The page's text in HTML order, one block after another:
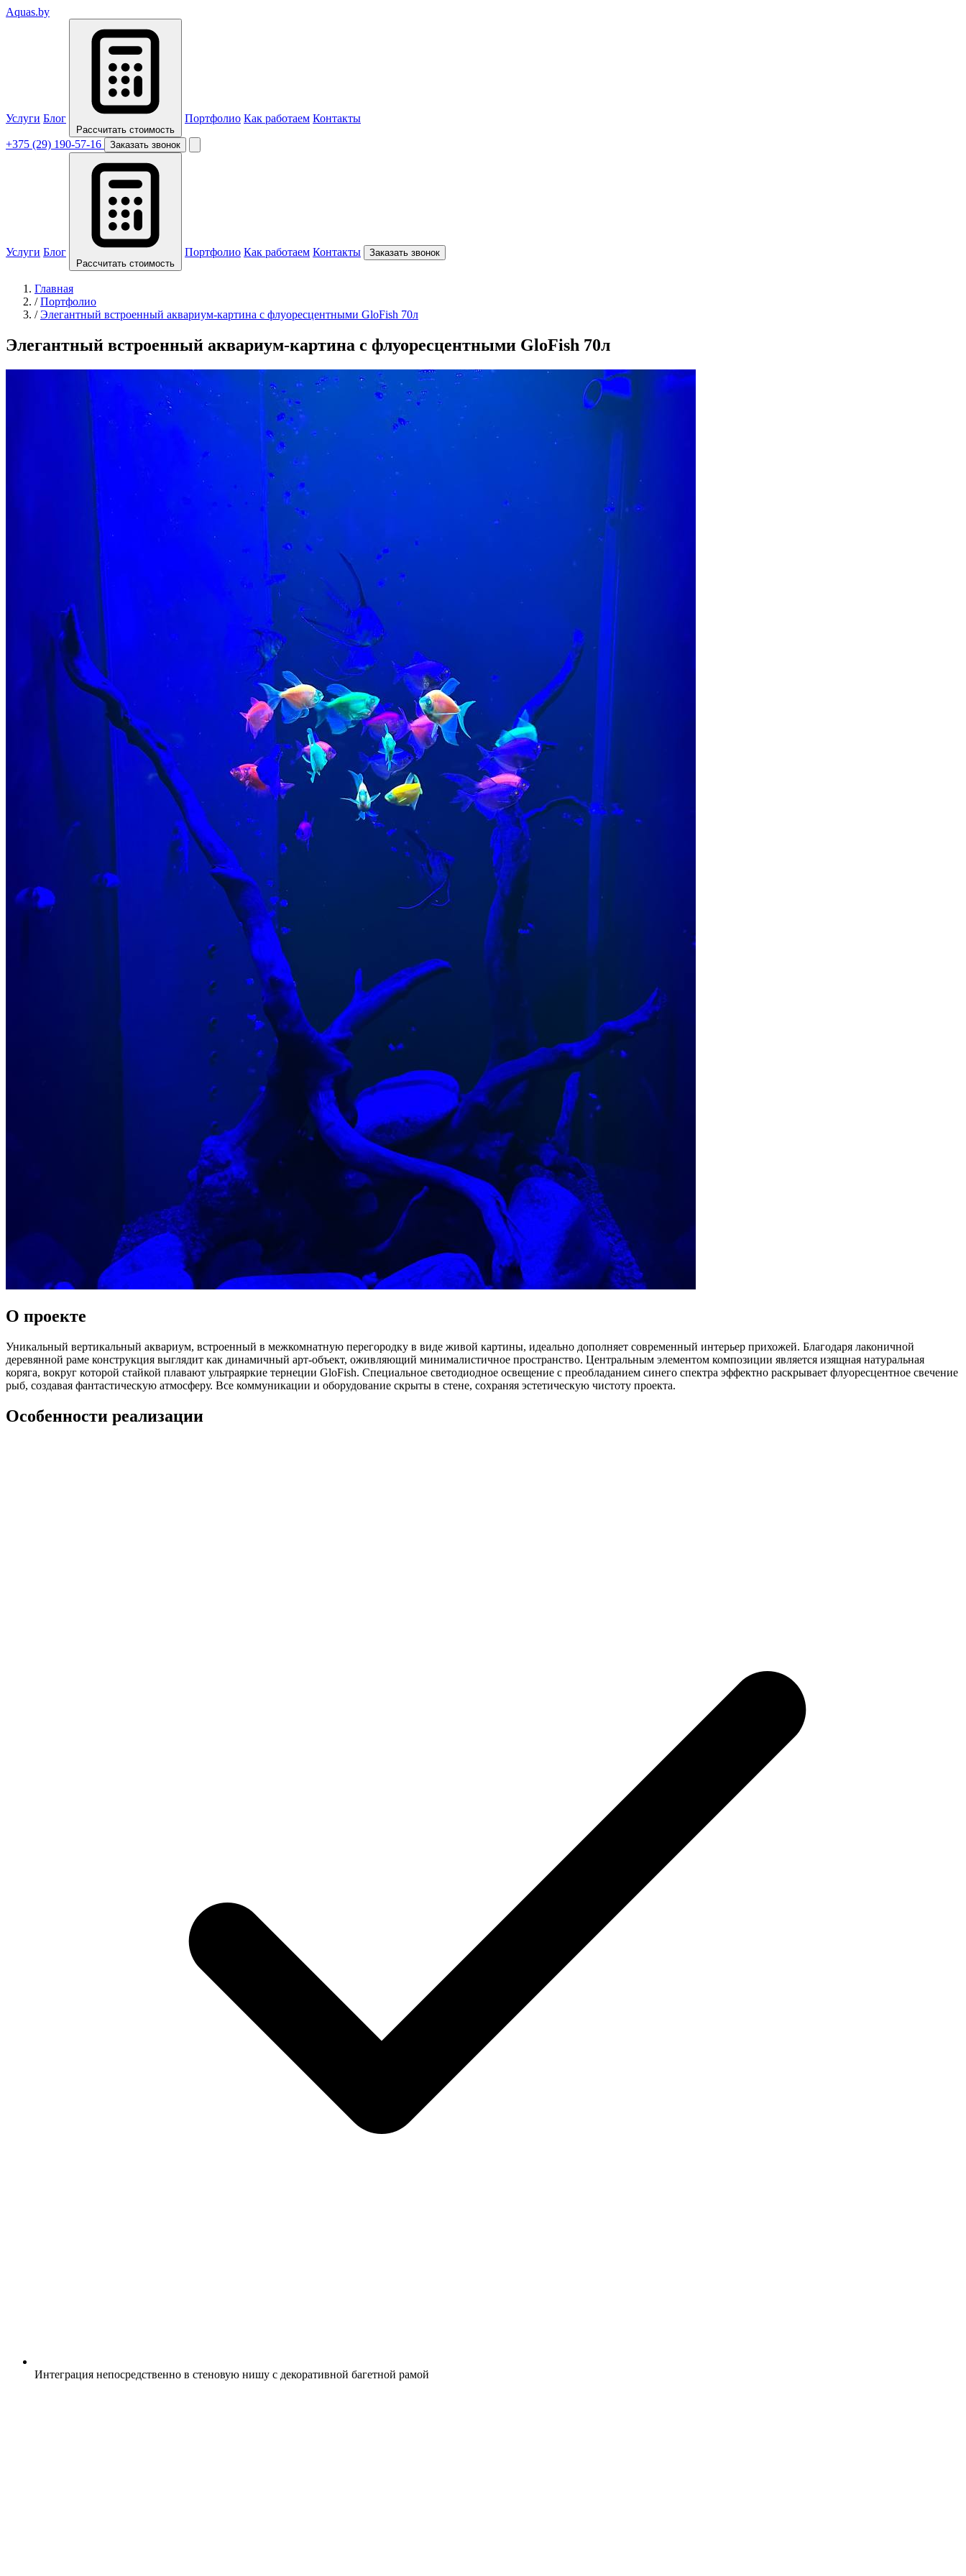
Aquas.by
Услуги Блог
Рассчитать стоимость
Портфолио Как работаем Контакты
+375 (29) 190-57-16 Заказать звонок
Услуги Блог
Рассчитать стоимость
Портфолио Как работаем Контакты Заказать звонок
Главная
/ Портфолио
/ Элегантный встроенный аквариум-картина с флуоресцентными GloFish 70л
Элегантный встроенный аквариум-картина с флуоресцентными GloFish 70л
О проекте
Уникальный вертикальный аквариум, встроенный в межкомнатную перегородку в виде живой картины, идеально дополняет современный интерьер прихожей. Благодаря лаконичной
деревянной раме конструкция выглядит как динамичный арт-объект, оживляющий минималистичное пространство. Центральным элементом композиции является изящная натуральная
коряга, вокруг которой стайкой плавают ультраяркие тернеции GloFish. Специальное светодиодное освещение с преобладанием синего спектра эффектно раскрывает флуоресцентное свечение
рыб, создавая фантастическую атмосферу. Все коммуникации и оборудование скрыты в стене, сохраняя эстетическую чистоту проекта.
Особенности реализации
Интеграция непосредственно в стеновую нишу с декоративной багетной рамой